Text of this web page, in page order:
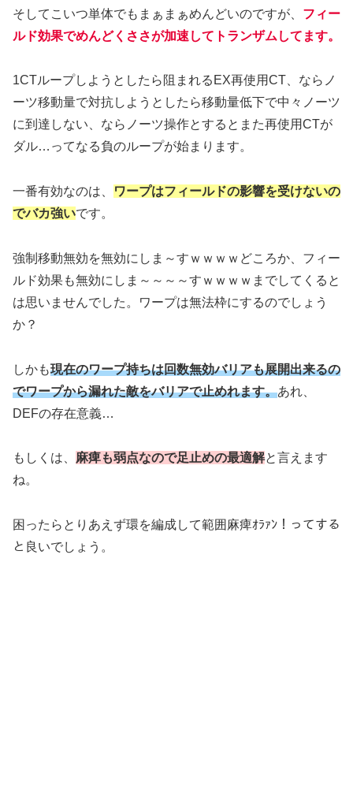
そしてこいつ単体でもまぁまぁめんどいのですが、 フィー
ルド効果でめんどくささが加速してトランザムしてます。
1CTループしようとしたら阻まれるEX再使用CT、ならノ
ーツ移動量で対抗しようとしたら移動量低下で中々ノーツ
に到達しない、ならノーツ操作とするとまた再使用CTが
ダル…ってなる負のループが始まります。
一番有効なのは、
ワープはフィールドの影響を受けないの
でバカ強いです。
強制移動無効を無効にしま～すｗｗｗｗどころか、フィー
ルド効果も無効にしま～～～～すｗｗｗｗまでしてくると
は思いませんでした。ワープは無法枠にするのでしょう
か？
しかも現在のワープ持ちは回数無効バリアも展開出来るの
でワープから漏れた敵をバリアで止めれます。あれ、
DEFの存在意義…
もしくは、 麻痺も弱点なので足止めの最適解と言えます
ね。
困ったらとりあえず環を編成して範囲麻痺ｵﾗｧﾝ！ってする
と良いでしょう。